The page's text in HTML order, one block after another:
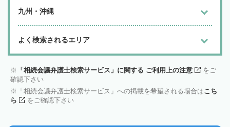
九州・沖縄
よく検索されるエリア
「相続会議弁護士検索サービス」に関する ご利用上の注意
をご
確認下さい
「相続会議弁護士検索サービス」への掲載を希望される場合はこち
ら
をご確認下さい